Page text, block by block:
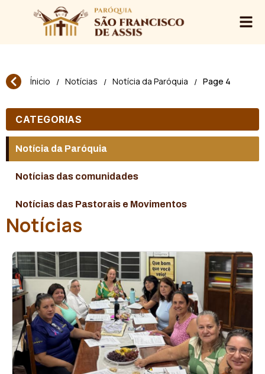
Ínicio / Notícias / Notícia da Paróquia / Page 4
CATEGORIAS
Notícia da Paróquia
Notícias das comunidades
Notícias das Pastorais e Movimentos
Notícias